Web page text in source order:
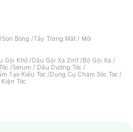
/Son Bóng /Tẩy Trang Mắt / Môi
Gội Khô /Dầu Gội Xả 2in1 /Bộ Gội Xả /
/Serum / Dầu Dưỡng Tóc /
Tạo Kiểu Tóc /Dụng Cụ Chăm Sóc Tóc /
Kiện Tóc